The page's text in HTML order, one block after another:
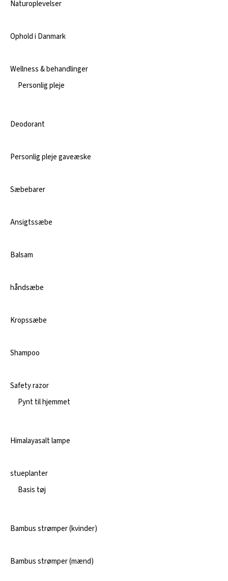
Naturoplevelser
Ophold i Danmark
Wellness & behandlinger
Personlig pleje
Deodorant
Personlig pleje gaveæske
Sæbebarer
Ansigtssæbe
Balsam
håndsæbe
Kropssæbe
Shampoo
Safety razor
Pynt til hjemmet
Himalayasalt lampe
stueplanter
Basis tøj
Bambus strømper (kvinder)
Bambus strømper (mænd)